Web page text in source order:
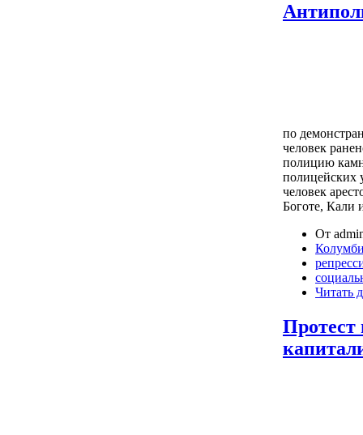
по
человек
полицию
полицейских
человек
Боготе, Кали
От
Читать
Протест